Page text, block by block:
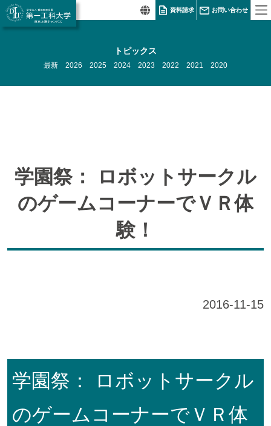
資料請求 お問い合わせ
トピックス
最新 2026 2025 2024 2023 2022 2021 2020
学園祭： ロボットサークル
のゲームコーナーでＶＲ体
験！
2016-11-15
学園祭： ロボットサークル
のゲームコーナーでＶＲ体